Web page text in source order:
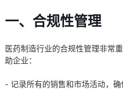
一、合规性管理
医药制造行业的合规性管理非常
助企业：
- 记录所有的销售和市场活动，确